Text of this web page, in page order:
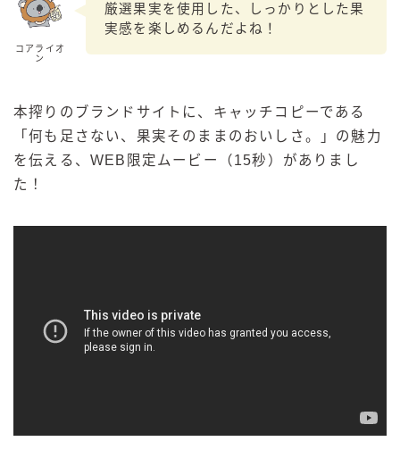
コアライオ
ン
厳選果実を使用した、しっかりとした果
実感を楽しめるんだよね！
本搾りのブランドサイトに、キャッチコピーである
「何も足さない、果実そのままのおいしさ。」の魅力
を伝える、WEB限定ムービー（15秒）がありまし
た！